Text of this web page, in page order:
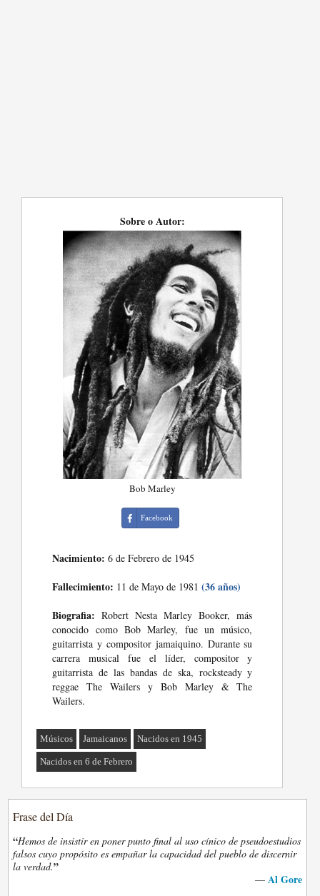
Sobre o Autor:
Bob Marley
Facebook
Nacimiento: 6 de Febrero de 1945
Fallecimiento: 11 de Mayo de 1981(36 años)
Biografia: Robert Nesta Marley Booker, más
conocido como Bob Marley, fue un músico,
guitarrista y compositor jamaiquino. Durante su
carrera musical fue el líder, compositor y
guitarrista de las bandas de ska, rocksteady y
reggae The Wailers y Bob Marley & The
Wailers.
Músicos Jamaicanos Nacidos en 1945
Nacidos en 6 de Febrero
Frase del Día
“Hemos de insistir en poner punto final al uso cínico de pseudoestudios
falsos cuyo propósito es empañar la capacidad del pueblo de discernir
la verdad.”
— Al Gore